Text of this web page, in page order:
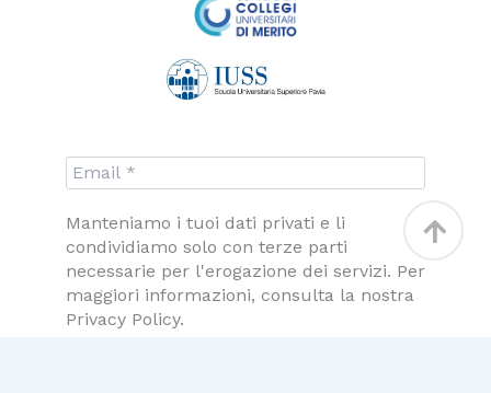
Manteniamo i tuoi dati privati e li
condividiamo solo con terze parti
necessarie per l'erogazione dei servizi. Per
maggiori informazioni, consulta la nostra
Privacy Policy.
Torna